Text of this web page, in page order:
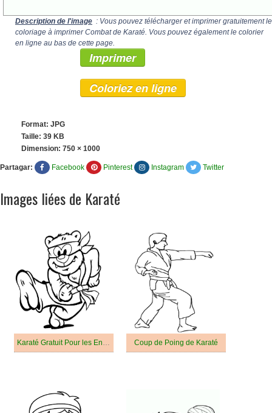
Description de l'image : Vous pouvez télécharger et imprimer gratuitement le
coloriage à imprimer Combat de Karaté. Vous pouvez également le colorier
en ligne au bas de cette page.
Imprimer
Coloriez en ligne
Format: JPG
Taille: 39 KB
Dimension: 750 × 1000
Partagar: Facebook Pinterest Instagram Twitter
Images liées de Karaté
Karaté Gratuit Pour les Enfants Coup de Poing de Karaté